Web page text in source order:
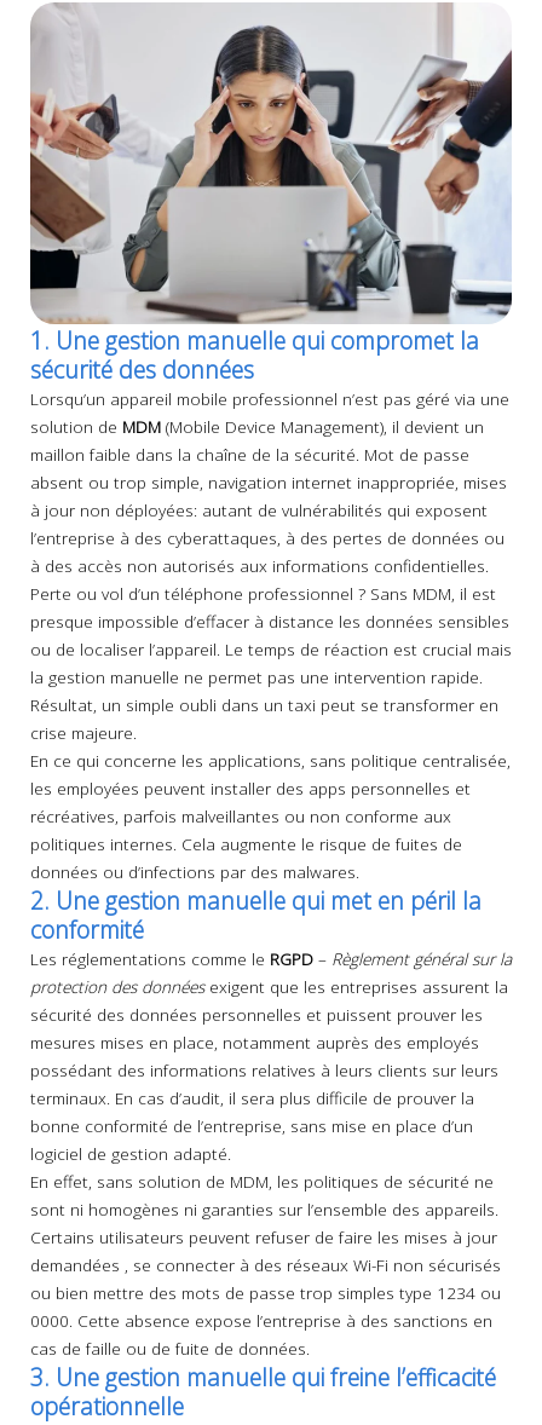
1. Une gestion manuelle qui compromet la
sécurité des données
Lorsqu’un appareil mobile professionnel n’est pas géré via une
solution de MDM (Mobile Device Management), il devient un
maillon faible dans la chaîne de la sécurité. Mot de passe
absent ou trop simple, navigation internet inappropriée, mises
à jour non déployées: autant de vulnérabilités qui exposent
l’entreprise à des cyberattaques, à des pertes de données ou
à des accès non autorisés aux informations confidentielles.
Perte ou vol d’un téléphone professionnel ? Sans MDM, il est
presque impossible d’effacer à distance les données sensibles
ou de localiser l’appareil. Le temps de réaction est crucial mais
la gestion manuelle ne permet pas une intervention rapide.
Résultat, un simple oubli dans un taxi peut se transformer en
crise majeure.
En ce qui concerne les applications, sans politique centralisée,
les employées peuvent installer des apps personnelles et
récréatives, parfois malveillantes ou non conforme aux
politiques internes. Cela augmente le risque de fuites de
données ou d’infections par des malwares.
2. Une gestion manuelle qui met en péril la
conformité
Les réglementations comme le RGPD – Règlement général sur la
protection des donnéesexigent que les entreprises assurent la
sécurité des données personnelles et puissent prouver les
mesures mises en place, notamment auprès des employés
possédant des informations relatives à leurs clients sur leurs
terminaux. En cas d’audit, il sera plus difficile de prouver la
bonne conformité de l’entreprise, sans mise en place d’un
logiciel de gestion adapté.
En effet, sans solution de MDM, les politiques de sécurité ne
sont ni homogènes ni garanties sur l’ensemble des appareils.
Certains utilisateurs peuvent refuser de faire les mises à jour
demandées , se connecter à des réseaux Wi-Fi non sécurisés
ou bien mettre des mots de passe trop simples type 1234 ou
0000. Cette absence expose l’entreprise à des sanctions en
cas de faille ou de fuite de données.
3. Une gestion manuelle qui freine l’efficacité
opérationnelle